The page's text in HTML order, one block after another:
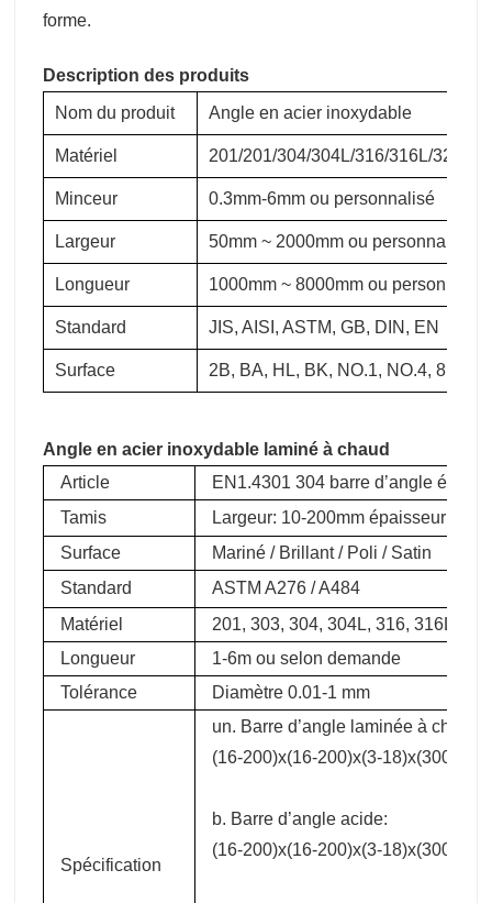
forme.
Description des produits
Nom du produit
Angle en acier inoxydable
Matériel 201/201/304/304L/316/316L/321/
Minceur 0.3mm-6mm ou personnalisé
Largeur 50mm ~ 2000mm ou personnalisé
Longueur 1000mm ~ 8000mm ou personnalisé
Standard JIS, AISI, ASTM, GB, DIN, EN
Surface 2B, BA, HL, BK, NO.1, NO.4, 8K,
Angle en acier inoxydable laminé à chaud
Article
EN1.4301 304 barre d’angle
Tamis
Largeur: 10-200mm épaisseur: 1-
Surface
Mariné / Brillant / Poli / Satin
Standard
ASTM A276 / A484
Matériel
201, 303, 304, 304L, 316, 316L,
Longueur
1-6m ou selon demande
Tolérance
Diamètre 0.01-1 mm
Spécification
un. Barre d’angle laminée à chaud:
(16-200)x(16-200)x(3-18)x(3000-
b. Barre d’angle acide:
(16-200)x(16-200)x(3-18)x(3000-